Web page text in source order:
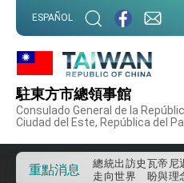
ESPAÑOL
駐東方市總領事館
Consulado General de la
Ciudad del Este, República del
重點消息
我國政府將在美國
事處」，進一步深
第一屆亞太在宅醫
經驗為亞太醫療照
外交部發布WHA
及「台灣智慧醫療
世界展現台灣守護
總統出訪史瓦帝
走向世界 盼與理